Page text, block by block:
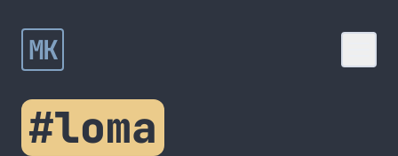
MK
#loma